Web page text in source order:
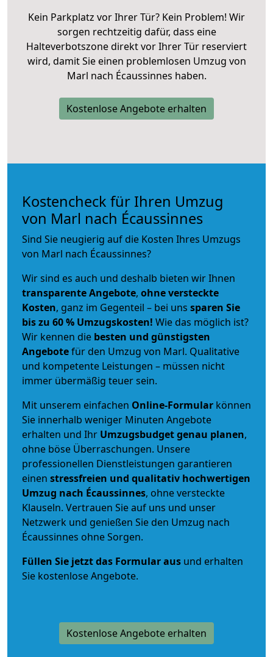
Kein Parkplatz vor Ihrer Tür? Kein Problem! Wir
sorgen rechtzeitig dafür, dass eine
Halteverbotszone direkt vor Ihrer Tür reserviert
wird, damit Sie einen problemlosen Umzug von
Marl nach Écaussinnes haben.
Kostenlose Angebote erhalten
Kostencheck für Ihren Umzug
von Marl nach Écaussinnes
Sind Sie neugierig auf die Kosten Ihres Umzugs
von Marl nach Écaussinnes?
Wir sind es auch und deshalb bieten wir Ihnen
transparente Angebote, ohne versteckte
Kosten, ganz im Gegenteil – bei uns sparen Sie
bis zu 60 % Umzugskosten! Wie das möglich ist?
Wir kennen die besten und günstigsten
Angebotefür den Umzug von Marl. Qualitative
und kompetente Leistungen – müssen nicht
immer übermäßig teuer sein.
Mit unserem einfachen Online-Formular können
Sie innerhalb weniger Minuten Angebote
erhalten und Ihr Umzugsbudgetgenau planen,
ohne böse Überraschungen. Unsere
professionellen Dienstleistungen garantieren
einen stressfreien und qualitativ hochwertigen
Umzug nach Écaussinnes, ohne versteckte
Klauseln. Vertrauen Sie auf uns und unser
Netzwerk und genießen Sie den Umzug nach
Écaussinnes ohne Sorgen.
Füllen Sie jetzt das Formular aus und erhalten
Sie kostenlose Angebote.
Kostenlose Angebote erhalten